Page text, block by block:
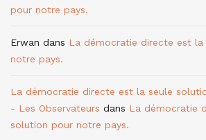
pour notre pays.
Erwan dans La démocratie directe est
notre pays.
La démocratie directe est la seule
- Les Observateurs dans La démocratie
solution pour notre pays.